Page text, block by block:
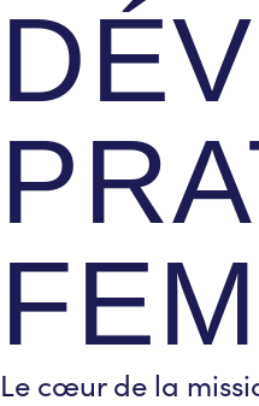
Le cœur de la